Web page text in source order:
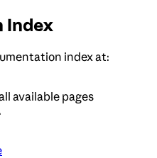
Index
index at:
available pages